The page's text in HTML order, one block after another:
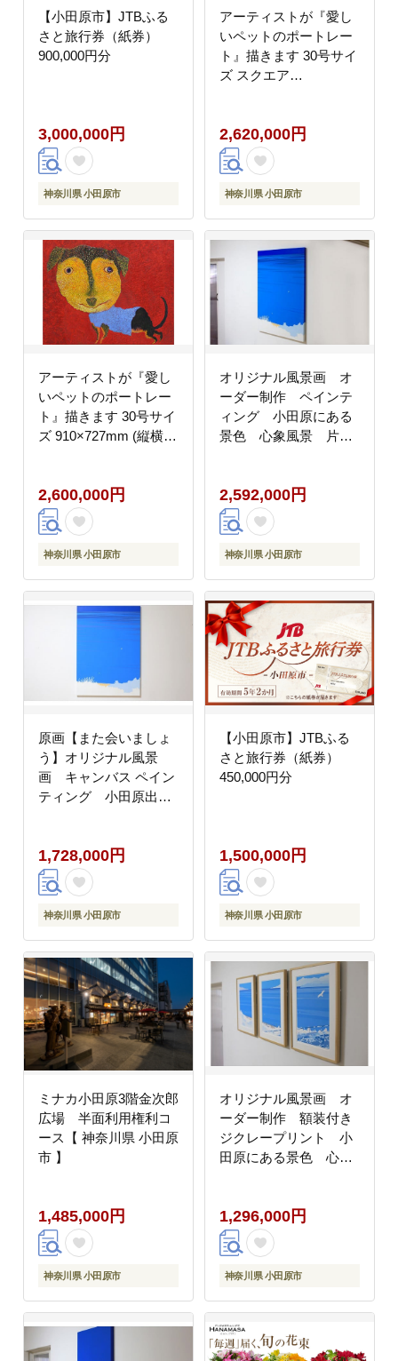
【小田原市】JTBふる
さと旅行券（紙券）
900,000円分
3,000,000円
神奈川県 小田原市
アーティストが『愛し
いペットのポートレー
ト』描きます 30号サイ
ズ スクエア
山泰 美術 作家
910×910mm スクエア
神奈川県 小田原市 】
2,620,000円
神奈川県 小田原市
アーティストが『愛し
いペットのポートレー
ト』描きます 30号サイ
ズ 910×727mm (縦横対
術 作家 910×727mm 神
奈川県 小田原市 】
2,600,000円
神奈川県 小田原市
オリジナル風景画 オ
ーダー制作 ペインテ
ィング 小田原にある
景色 心象風景 片田
2,592,000円
神奈川県 小田原市
原画【また会いましょ
う】オリジナル風景
画 キャンバス ペイン
ティング 小田原出身
供の頃見た風景 海
空 山
1,728,000円
神奈川県 小田原市
【小田原市】JTBふる
さと旅行券（紙券）
450,000円分
1,500,000円
神奈川県 小田原市
ミナカ小田原3階金次郎
広場 半面利用権利コ
ース【 神奈川県 小田原
市 】
1,485,000円
神奈川県 小田原市
オリジナル風景画 オ
ーダー制作 額装付き
ジクレープリント 小
田原にある景色 心象
海 空 山
1,296,000円
神奈川県 小田原市